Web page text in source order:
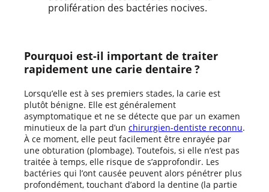
prolifération des bactéries nocives.
Pourquoi est-il important de traiter
rapidement une carie dentaire ?
Lorsqu’elle est à ses premiers stades, la carie est
plutôt bénigne. Elle est généralement
asymptomatique et ne se détecte que par un examen
minutieux de la part d’un chirurgien-dentiste reconnu.
À ce moment, elle peut facilement être enrayée par
une obturation (plombage). Toutefois, si elle n’est pas
traitée à temps, elle risque de s’approfondir. Les
bactéries qui l’ont causée peuvent alors pénétrer plus
profondément, touchant d’abord la dentine (la partie